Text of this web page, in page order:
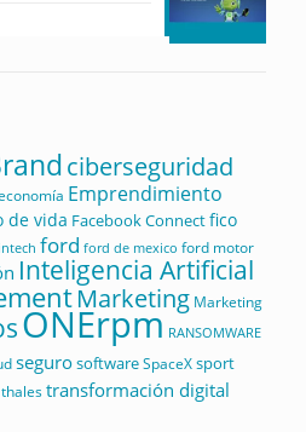
ciberseguridad
Emprendimiento
de vida Facebook Connectfico
ford ford de mexico ford motor
Inteligencia Artificial
Marketing Marketing
ONErpm RANSOMWARE
segurosoftwareSpaceXsport
thalestransformación digital